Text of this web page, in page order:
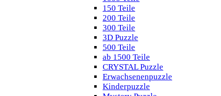
150 Teile
200 Teile
300 Teile
3D Puzzle
500 Teile
ab 1500 Teile
CRYSTAL Puzzle
Erwachsenenpuzzle
Kinderpuzzle